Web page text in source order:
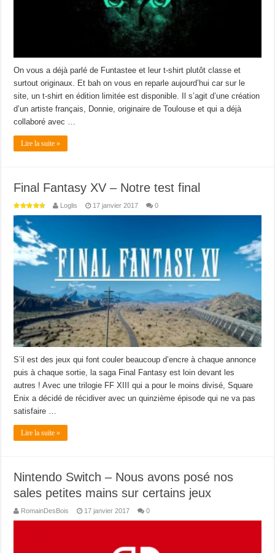
On vous a déjà parlé de Funtastee et leur t-shirt plutôt classe et
surtout originaux. Et bah on vous en reparle aujourd’hui car sur le
site, un t-shirt en édition limitée est disponible. Il s’agit d’une création
d’un artiste français, Donnie, originaire de Toulouse et qui a déjà
collaboré avec …
Lire la suite »
Final Fantasy XV – Notre test final
Loglis 17 janvier 2017 0
S’il est des jeux qui font couler beaucoup d’encre à chaque annonce
puis à chaque sortie, la saga Final Fantasy est loin devant les
autres ! Avec une trilogie FF XIII qui a pour le moins divisé, Square
Enix a décidé de récidiver avec un quinzième épisode qui ne va pas
satisfaire …
Lire la suite »
Nintendo Switch – Nous avons posé nos
sales petites mains sur certains jeux
RomainDesBois 17 janvier 2017 0